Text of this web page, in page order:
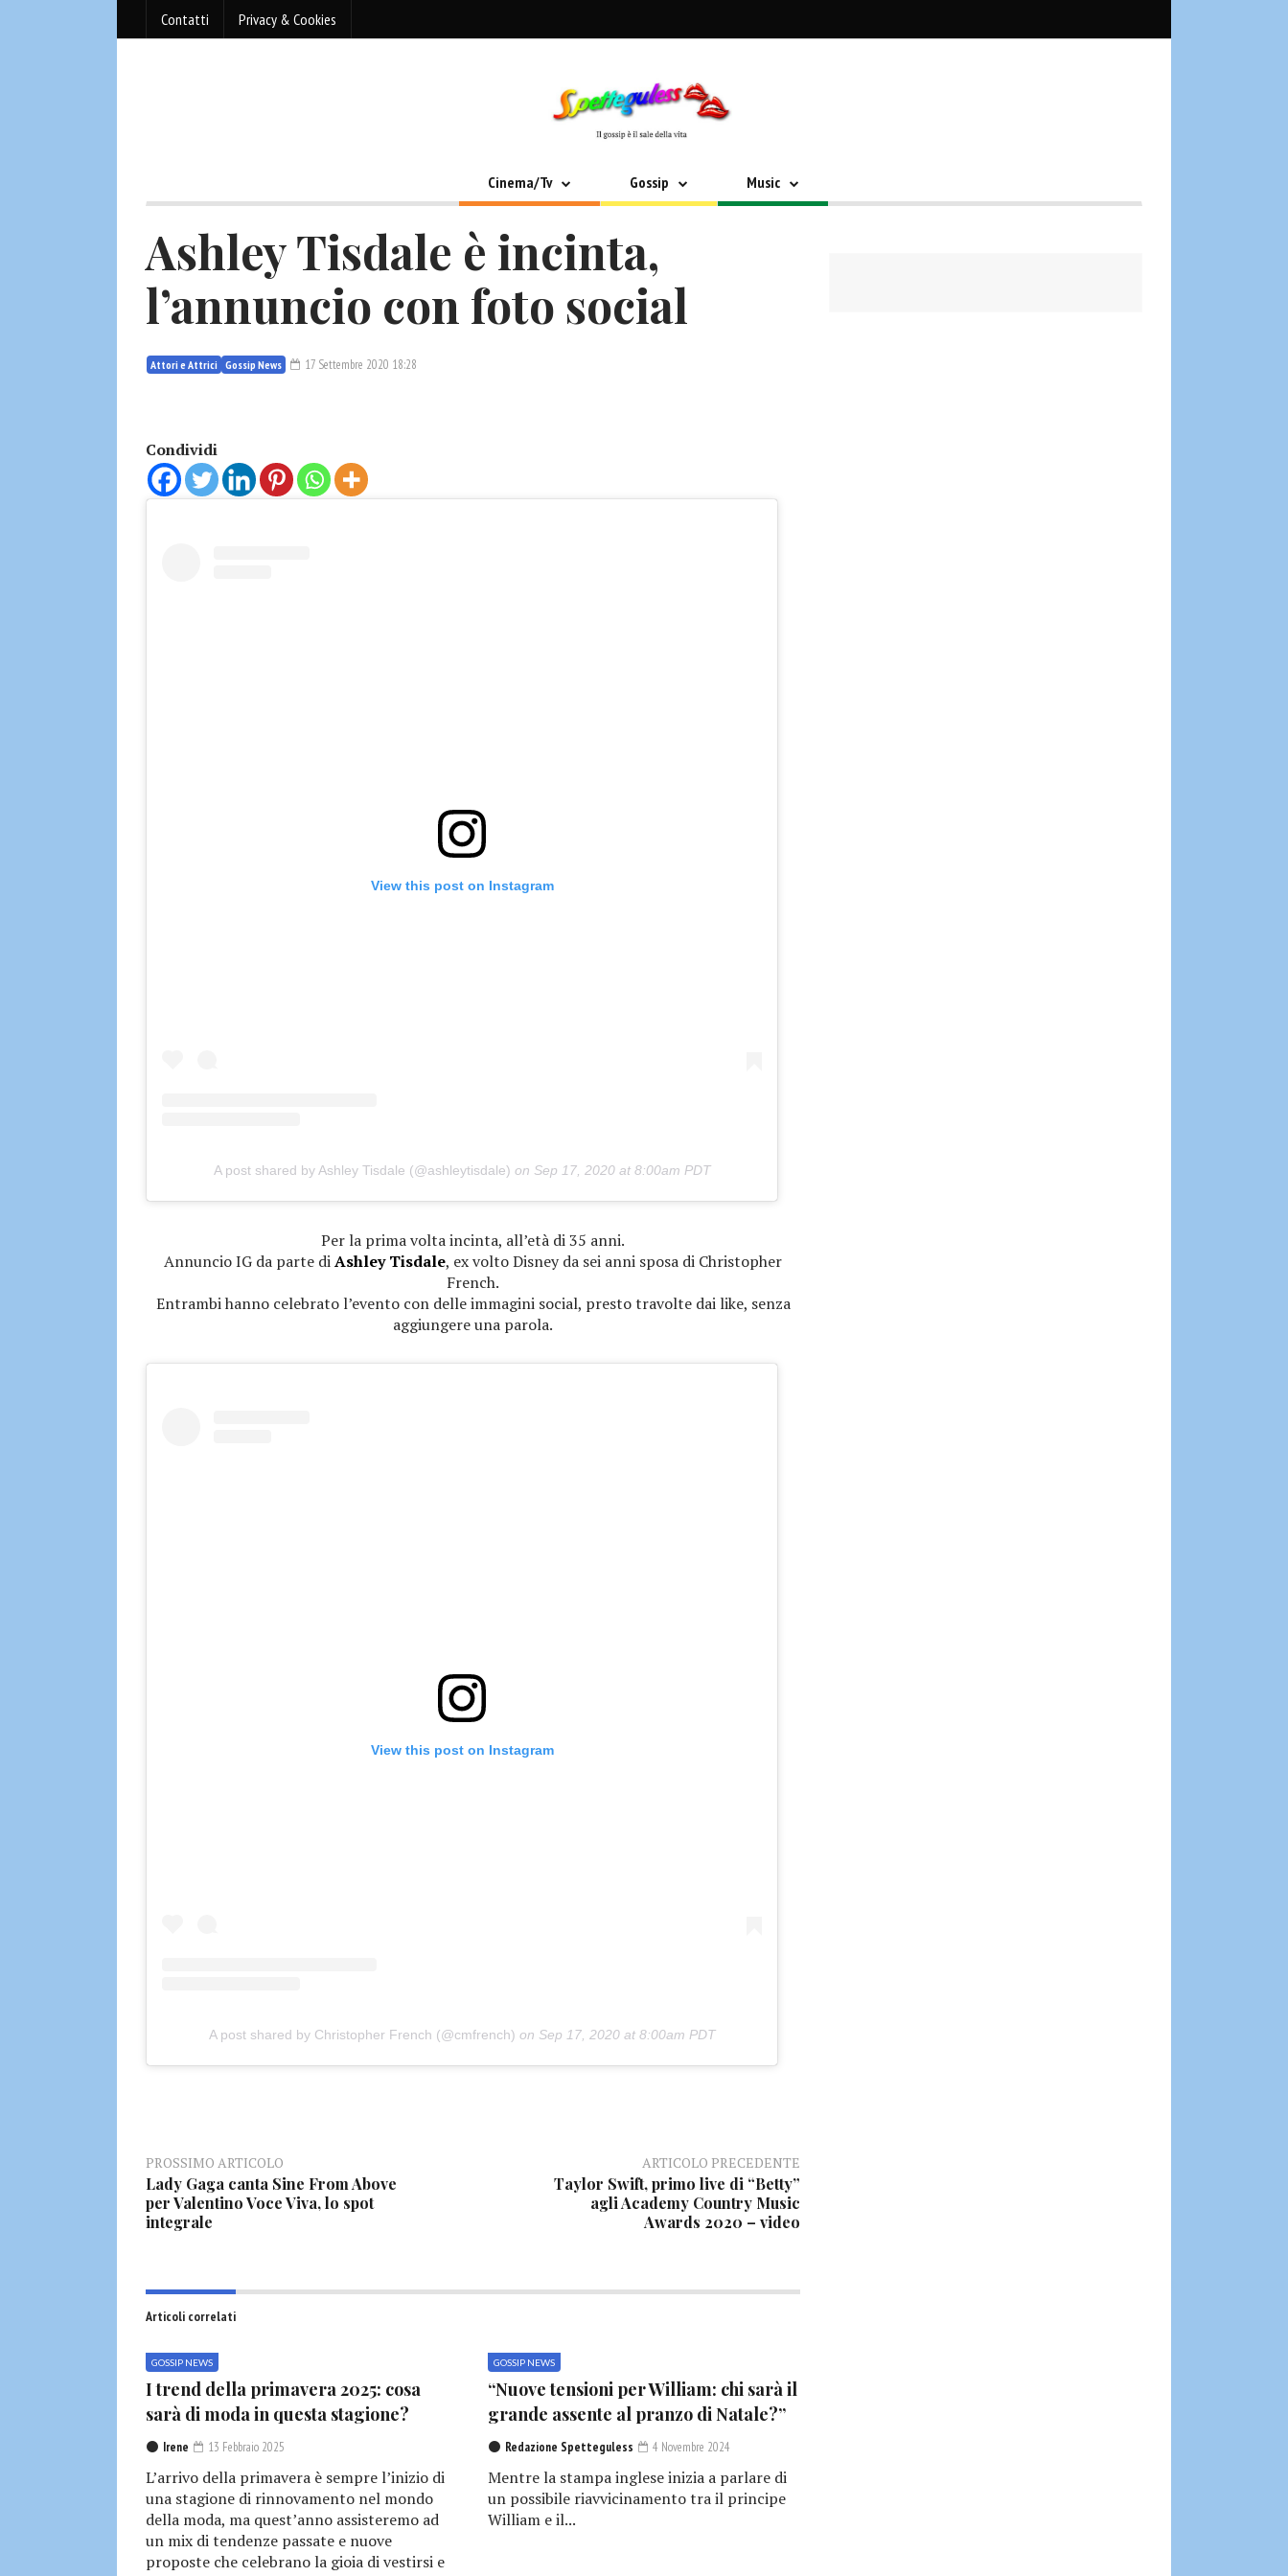
Contatti Privacy & Cookies
Cinema/Tv Gossip Music
Ashley Tisdale è incinta,
l’annuncio con foto social
Attori e Attrici Gossip News 17 Settembre 2020 18:28
Condividi
View this post on Instagram
A post shared by Ashley Tisdale (@ashleytisdale) on Sep 17, 2020 at 8:00am PDT
Per la prima volta incinta, all’età di 35 anni.
Annuncio IG da parte diAshley Tisdale, ex volto Disney da sei anni sposa di Christopher
French.
Entrambi hanno celebrato l’evento con delle immagini social, presto travolte dai like, senza
aggiungere una parola.
View this post on Instagram
A post shared by Christopher French (@cmfrench) on Sep 17, 2020 at 8:00am PDT
PROSSIMO ARTICOLO
Lady Gaga canta Sine From Above
per Valentino Voce Viva, lo spot
integrale
ARTICOLO PRECEDENTE
Taylor Swift, primo live di “Betty”
agli Academy Country Music
Awards 2020 – video
Articoli correlati
GOSSIP NEWS
I trend della primavera 2025: cosa
sarà di moda in questa stagione?
Irene 13 Febbraio 2025
L’arrivo della primavera è sempre l’inizio di
una stagione di rinnovamento nel mondo
della moda, ma quest’anno assisteremo ad
un mix di tendenze passate e nuove
proposte che celebrano la gioia di vestirsi e
GOSSIP NEWS
“Nuove tensioni per William: chi sarà il
grande assente al pranzo di Natale?”
Redazione Spetteguless 4 Novembre 2024
Mentre la stampa inglese inizia a parlare di
un possibile riavvicinamento tra il principe
William e il...